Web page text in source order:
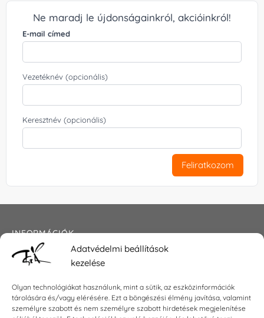
Adatvédelmi beállítások
kezelése
Olyan technológiákat használunk, mint a sütik, az eszközinformációk
tárolására és/vagy elérésére. Ezt a böngészési élmény javítása, valamint
személyre szabott és nem személyre szabott hirdetések megjelenítése
Ne maradj le újdonságainkról, akcióinkról!
E-mail címed
Vezetéknév (opcionális)
Keresztnév (opcionális)
Feliratkozom
INFORMÁCIÓK
Általános szerződési feltételek
Impresszum